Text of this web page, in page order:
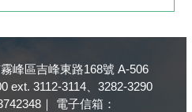
峰區吉峰東路168號 A-506
ext. 3112-3114、3282-3290
｜ 電子信箱：